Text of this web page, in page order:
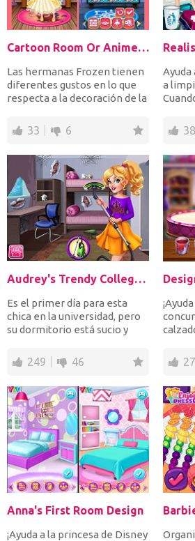
Cartoon Room Or Anime Room
Las hermanas Frozen tienen
diferentes gustos en lo que
respecta a la decoración de la
33 6
Ayuda
a
38
Audrey's Trendy College Room
Es el primer día para esta
chica en la universidad, pero
su dormitorio está sucio y
249 46 27
Anna's First Room Design
¡Ayuda a la princesa de Disney